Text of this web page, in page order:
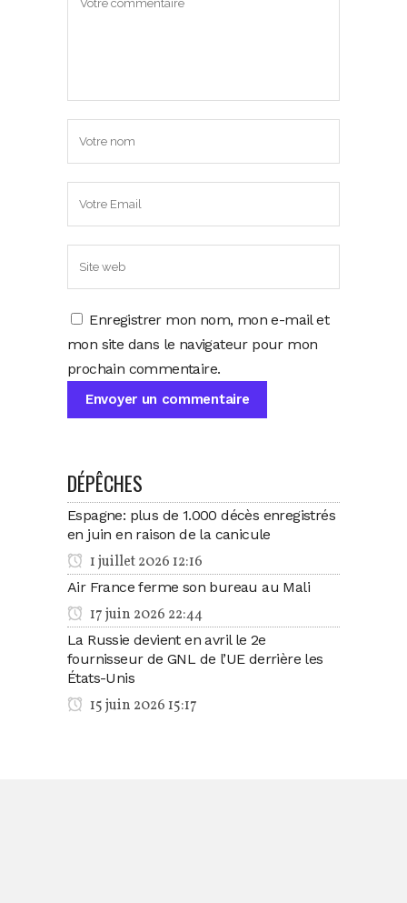
Enregistrer mon nom, mon e-mail et
mon site dans le navigateur pour mon
prochain commentaire.
DÉPÊCHES
Espagne: plus de 1.000 décès enregistrés
en juin en raison de la canicule
1 juillet 2026 12:16
Air France ferme son bureau au Mali
17 juin 2026 22:44
La Russie devient en avril le 2e
fournisseur de GNL de l’UE derrière les
États-Unis
15 juin 2026 15:17